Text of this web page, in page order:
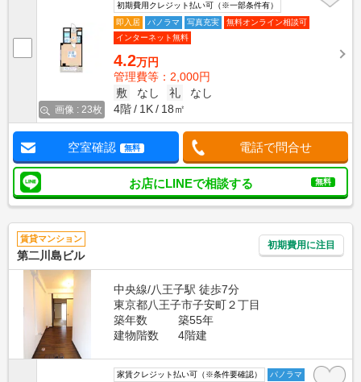
画像 : 23枚
初期費用クレジット払い可（※一部条件有）
即入居
パノラマ 写真充実
無料オンライン相談可
インターネット無料
4.2万円
管理費等：2,000円
敷
なし 礼
なし
4階
1K 18㎡
空室確認 無料 電話で問合せ
お店にLINEで相談する 無料
賃貸マンション
第二川島ビル
初期費用に注目
中央線/八王子駅 徒歩7分
東京都八王子市子安町２丁目
築年数
築55年
建物階数
4階建
家賃クレジット払い可（※条件要確認）
パノラマ